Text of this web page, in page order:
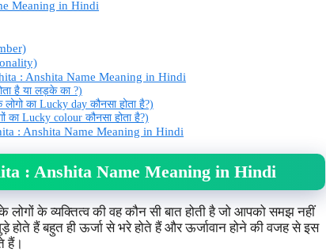
Meaning in Hindi
: Anshita Name Meaning in Hindi
है या लड़के का ?)
का Lucky day कौनसा होता है?)
का Lucky colour कौनसा होता है?)
: Anshita Name Meaning in Hindi
: Anshita Name Meaning in Hindi
के व्यक्तित्व की वह कौन सी बात होती है जो आपको समझ नहीं
हैं बहुत ही ऊर्जा से भरे होते हैं और ऊर्जावान होने की वजह से इस
हैं।